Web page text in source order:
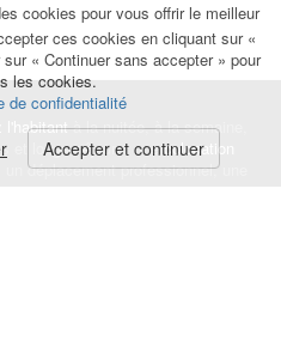
l'habitantà la nuitée, à la semaine,
et longs séjours, unecolocation
déplacement professionnel, une
cookies pour vous offrir le meilleur
ces cookies en cliquant sur «
« Continuer sans accepter » pour
les cookies.
de confidentialité
Accepter et continuer